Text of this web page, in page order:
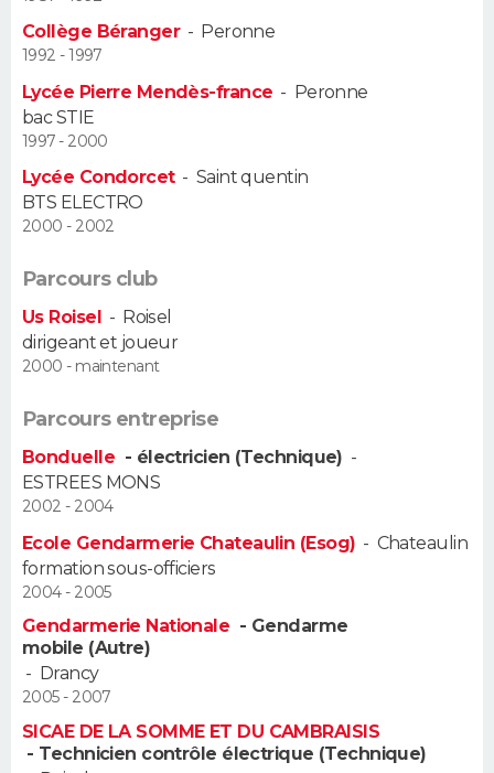
Alimentation
Guide de la santé
Maladies
Médicaments
Sommeil
VOYAGE
Destinations
City break
Voyage nature
Voyage de noces
Forum
Climat
+
PHOTO
BONS PLANS
DICTIONNAIRE
Dictionnaire
Biographies
Citations
Expressions
Proverbes
PROGRAMME TV
COPAINS D'AVANT
S'inscrire
Se connecter
Lycées
Collèges
Primaires
Universités
Entreprises
Service militaire
Avis de recherche
AVIS DE DÉCÈS
FORUM
Collège Béranger- Peronne
1992 - 1997
Lycée Pierre Mendès-france - Peronne
bac STIE
1997 - 2000
Lycée Condorcet- Saint quentin
BTS ELECTRO
2000 - 2002
Parcours club
Us Roisel - Roisel
dirigeant et joueur
2000 - maintenant
Parcours entreprise
Bonduelle - électricien (Technique) -
ESTREES MONS
2002 - 2004
Ecole Gendarmerie Chateaulin (Esog) - Chateaulin
formation sous-officiers
2004 - 2005
Gendarmerie Nationale - Gendarme
mobile (Autre)
- Drancy
2005 - 2007
SICAE DE LA SOMME ET DU CAMBRAISIS
- Technicien contrôle électrique (Technique)